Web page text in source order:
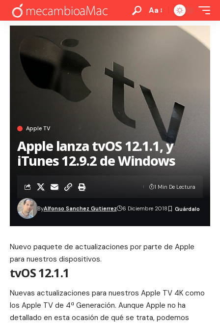
Aa
Apple TV
Apple lanza tvOS 12.1.1, y
iTunes 12.9.2 de Windows
ByAlfonso Sanchez Gutierrez 6 Diciembre 2018
1 Min De Lectura
Nuevo paquete de actualizaciones por parte de Apple
para nuestros dispositivos.
tvOS 12.1.1
Nuevas actualizaciones para nuestros Apple TV 4K como
los Apple TV de 4ª Generación. Aunque Apple no ha
detallado en esta ocasión de qué se trata, podemos